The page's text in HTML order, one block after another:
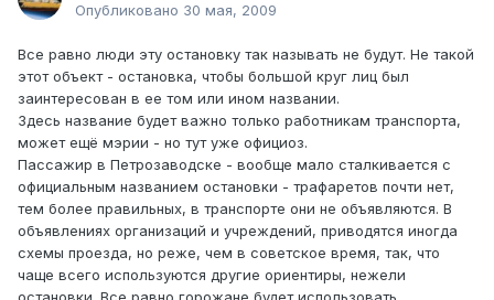
Опубликовано 30 мая, 2009
Все равно люди эту остановку так называть не будут. Не такой
этот объект - остановка, чтобы большой круг лиц был
заинтересован в ее том или ином названии.
Здесь название будет важно только работникам транспорта,
может ещё мэрии - но тут уже официоз.
Пассажир в Петрозаводске - вообще мало сталкивается с
официальным названием остановки - трафаретов почти нет,
тем более правильных, в транспорте они не объявляются. В
объявлениях организаций и учреждений, приводятся иногда
схемы проезда, но реже, чем в советское время, так, что
чаще всего используются другие ориентиры, нежели